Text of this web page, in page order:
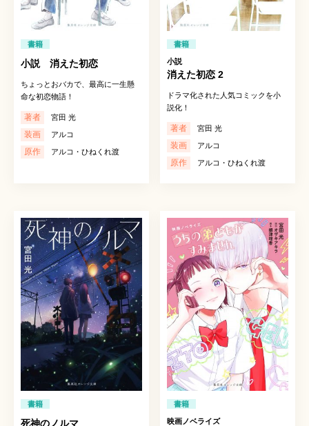
書籍
小説 消えた初恋
ちょっとおバカで、最高に一生懸
命な初恋物語！
著者 宮田 光
装画 アルコ
原作 アルコ・ひねくれ渡
書籍
小説
消えた初恋 2
ドラマ化された人気コミックを小
説化！
著者 宮田 光
装画 アルコ
原作 アルコ・ひねくれ渡
書籍
死神のノルマ
書籍
映画ノベライズ